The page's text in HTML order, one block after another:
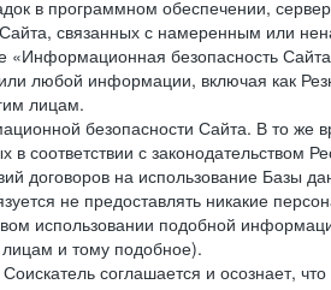
в программном обеспечении,
связанных с намеренным или
«Информационная безопасность
любой информации, включая как
лицам.
безопасности Сайта. В то же
в соответствии с законодательством
договоров на использование Базы
не предоставлять никакие
использовании подобной
и тому подобное).
соглашается и осознает,